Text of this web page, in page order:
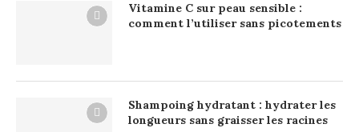
Vitamine C sur peau sensible :
comment l’utiliser sans picotements
Shampoing hydratant : hydrater les
longueurs sans graisser les racines